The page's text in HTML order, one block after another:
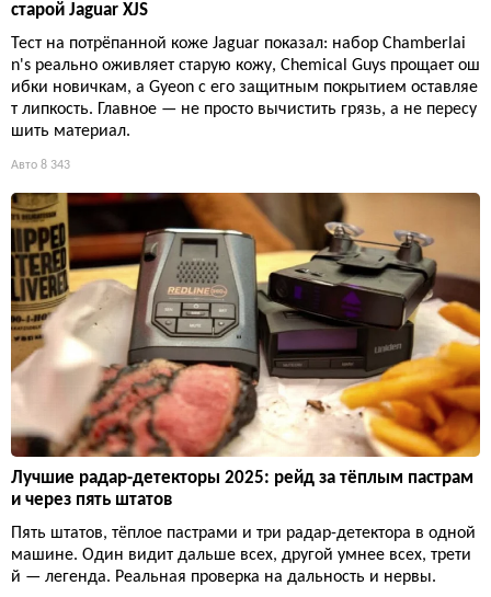
старой Jaguar XJS
Тест на потрёпанной коже Jaguar показал: набор Chamberlai
n's реально оживляет старую кожу, Chemical Guys прощает ош
ибки новичкам, а Gyeon с его защитным покрытием оставляе
т липкость. Главное — не просто вычистить грязь, а не пересу
шить материал.
Авто 8 343
Лучшие радар-детекторы 2025: рейд за тёплым пастрам
и через пять штатов
Пять штатов, тёплое пастрами и три радар-детектора в одной
машине. Один видит дальше всех, другой умнее всех, трети
й — легенда. Реальная проверка на дальность и нервы.